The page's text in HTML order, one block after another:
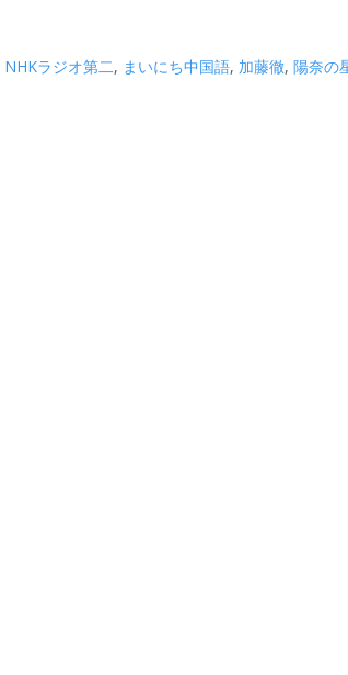
NHKラジオ第二, まいにち中国語, 加藤徹, 陽奈の